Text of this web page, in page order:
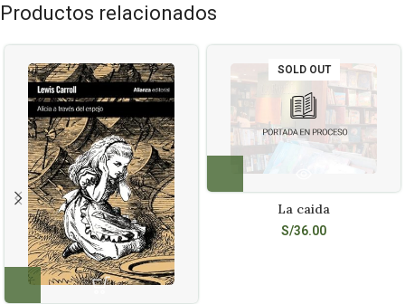
Productos relacionados
SOLD OUT
La caida
S/36.00